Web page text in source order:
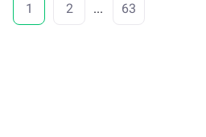
1 2 ... 63